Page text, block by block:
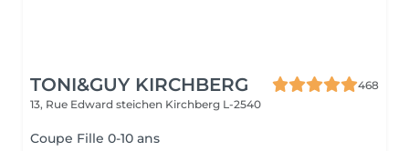
TONI&GUY KIRCHBERG
468
13, Rue Edward steichen Kirchberg L-2540
Coupe Fille 0-10 ans